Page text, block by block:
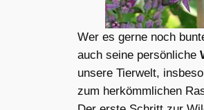
Wer es gerne noch
auch seine persönliche
unsere Tierwelt,
zum herkömmlichen